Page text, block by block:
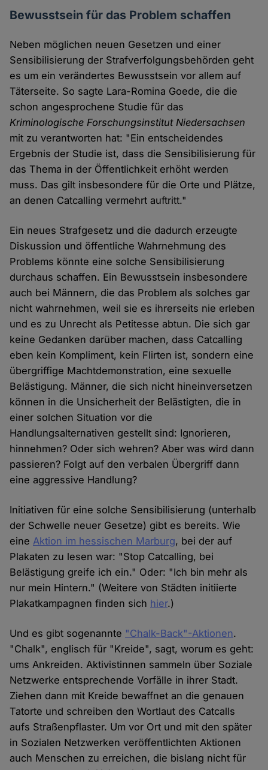
Bewusstsein für das Problem schaffen
Neben möglichen neuen Gesetzen und einer
Sensibilisierung der Strafverfolgungsbehörden geht
es um ein verändertes Bewusstsein vor allem auf
Täterseite. So sagte Lara-Romina Goede, die die
schon angesprochene Studie für das
Kriminologische Forschungsinstitut Niedersachsen
mit zu verantworten hat: "Ein entscheidendes
Ergebnis der Studie ist, dass die Sensibilisierung für
das Thema in der Öffentlichkeit erhöht werden
muss. Das gilt insbesondere für die Orte und Plätze,
an denen Catcalling vermehrt auftritt."
Ein neues Strafgesetz und die dadurch erzeugte
Diskussion und öffentliche Wahrnehmung des
Problems könnte eine solche Sensibilisierung
durchaus schaffen. Ein Bewusstsein insbesondere
auch bei Männern, die das Problem als solches gar
nicht wahrnehmen, weil sie es ihrerseits nie erleben
und es zu Unrecht als Petitesse abtun. Die sich gar
keine Gedanken darüber machen, dass Catcalling
eben kein Kompliment, kein Flirten ist, sondern eine
übergriffige Machtdemonstration, eine sexuelle
Belästigung. Männer, die sich nicht hineinversetzen
können in die Unsicherheit der Belästigten, die in
einer solchen Situation vor die
Handlungsalternativen gestellt sind: Ignorieren,
hinnehmen? Oder sich wehren? Aber was wird dann
passieren? Folgt auf den verbalen Übergriff dann
eine aggressive Handlung?
Initiativen für eine solche Sensibilisierung (unterhalb
der Schwelle neuer Gesetze) gibt es bereits. Wie
eine Aktion im hessischen Marburg, bei der auf
Plakaten zu lesen war: "Stop Catcalling, bei
Belästigung greife ich ein." Oder: "Ich bin mehr als
nur mein Hintern." (Weitere von Städten initiierte
Plakatkampagnen finden sich hier.)
Und es gibt sogenannte "Chalk-Back"-Aktionen.
"Chalk", englisch für "Kreide", sagt, worum es geht:
ums Ankreiden. Aktivistinnen sammeln über Soziale
Netzwerke entsprechende Vorfälle in ihrer Stadt.
Ziehen dann mit Kreide bewaffnet an die genauen
Tatorte und schreiben den Wortlaut des Catcalls
aufs Straßenpflaster. Um vor Ort und mit den später
in Sozialen Netzwerken veröffentlichten Aktionen
auch Menschen zu erreichen, die bislang nicht für